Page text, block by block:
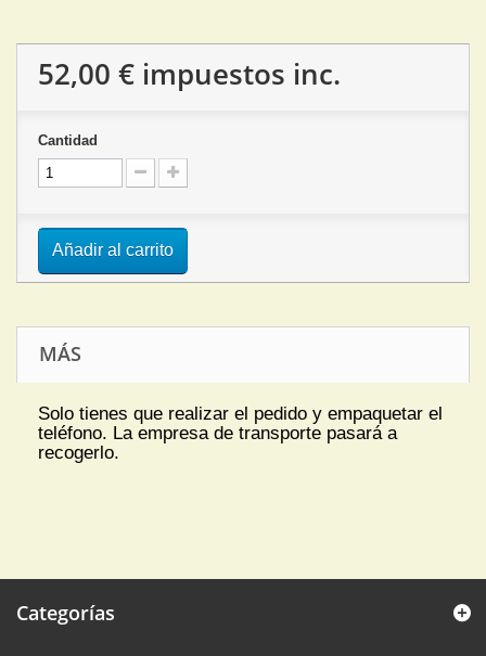
52,00 € impuestos inc.
Cantidad
Añadir al carrito
MÁS
Solo tienes que realizar el pedido y empaquetar el
teléfono. La empresa de transporte pasará a
recogerlo.
Categorías